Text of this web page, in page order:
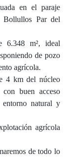
en el paraje
Bollullos Par del
6.348 m², ideal
de pozo
agrícola.
4 km del núcleo
buen acceso
natural y
agrícola
de todo lo